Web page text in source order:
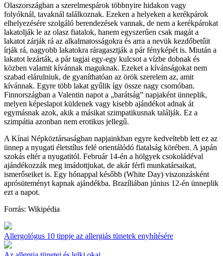
Olaszországban a szerelmespárok többnyire hidakon vagy
folyóknál, tavaknál találkoznak. Ezeken a helyeken a kerékpárok
elhelyezésére szolgáló berendezések vannak, de nem a kerékpárokat
lakatolják le az olasz fiatalok, hanem egyszerűen csak magát a
lakatot zárják rá az alkalmatosságokra és arra a nevük kezdőbetűit
írják rá, nagyobb lakatokra ráragasztják a pár fényképét is. Miután a
lakatot lezárták, a pár tagjai egy-egy kulcsot a vízbe dobnak és
közben valamit kívánnak maguknak. Ezeket a kívánságokat nem
szabad elárulniuk, de gyaníthatóan az örök szerelem az, amit
kívánnak. Egyre több lakat gyűlik így össze nagy csomóban.
Finnországban a Valentin napot a „barátság” napjaként ünneplik,
melyen képeslapot küldenek vagy kisebb ajándékot adnak át
egymásnak azok, akik a másikat szimpatikusnak találják. Ez a
szimpátia azonban nem erotikus jellegű.
A Kínai Népköztársaságban napjainkban egyre kedveltebb lett ez az
ünnep a nyugati életstílus felé orientálódó fiatalság körében. A japán
szokás eltér a nyugatitól. Február 14-én a hölgyek csokoládéval
ajándékozzák meg imádottjukat, de akár férfi munkatársaikat,
ismerőseiket is. Egy hónappal később (White Day) viszonzásként
aprósüteményt kapnak ajándékba. Brazíliában június 12-én ünneplik
ezt a napot.
Forrás: Wikipédia
Allergológus 10 tippje az allergiás tünetek enyhítésére